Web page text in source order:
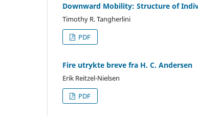
Downward Mobility: Structure of
Timothy R. Tangherlini
PDF
Fire utrykte breve fra H. C. Andersen
Erik Reitzel-Nielsen
PDF